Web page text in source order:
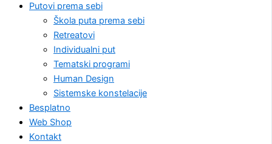
Putovi prema sebi
Škola puta prema sebi
Retreatovi
Individualni put
Tematski programi
Human Design
Sistemske konstelacije
Besplatno
Web Shop
Kontakt